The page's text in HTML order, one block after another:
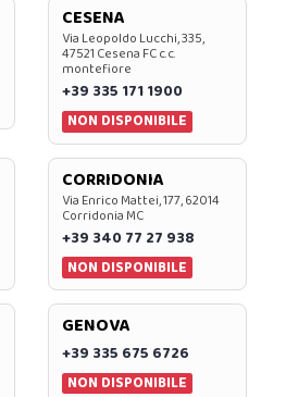
CESENA
Via Leopoldo Lucchi, 335,
47521 Cesena FC c.c.
montefiore
+39 335 171 1900
NON DISPONIBILE
CORRIDONIA
Via Enrico Mattei, 177, 62014
Corridonia MC
+39 340 77 27 938
NON DISPONIBILE
GENOVA
+39 335 675 6726
NON DISPONIBILE